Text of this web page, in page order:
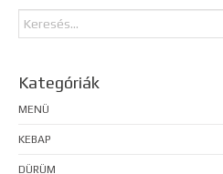
Kategóriák
MENÜ
KEBAP
DÜRÜM